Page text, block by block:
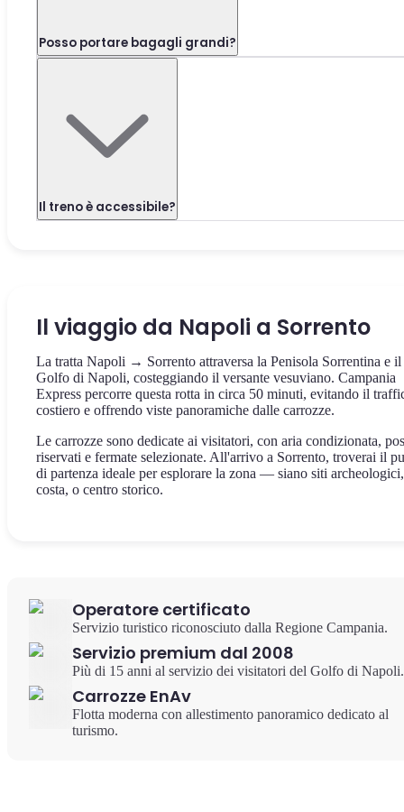
Posso portare bagagli grandi?
Il treno è accessibile?
Il viaggio da Napoli a Sorrento
La tratta Napoli → Sorrento attraversa la Penisola Sorrentina e il
Golfo di Napoli, costeggiando il versante vesuviano. Campania
Express percorre questa rotta in circa 50 minuti, evitando il
costiero e offrendo viste panoramiche dalle carrozze.
Le carrozze sono dedicate ai visitatori, con aria condizionata,
riservati e fermate selezionate. All'arrivo a Sorrento, troverai il
di partenza ideale per esplorare la zona — siano siti archeologici,
costa, o centro storico.
Operatore certificato
Servizio turistico riconosciuto dalla Regione Campania.
Servizio premium dal 2008
Più di 15 anni al servizio dei visitatori del Golfo di Napoli.
Carrozze EnAv
Flotta moderna con allestimento panoramico dedicato al
turismo.